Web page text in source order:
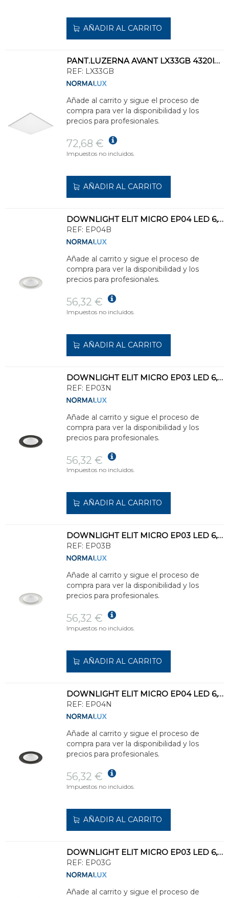
AÑADIR AL CARRITO
PANT.LUZERNA AVANT LX33GB 4320lm ETÁNDAR 3000K 50.000h 220-240V 50/60Hz 32W
REF: LX33GB
Añade al carrito y sigue el proceso de
compra para ver la disponibilidad y los
precios para profesionales.
72,68 €
Impuestos no incluidos.
AÑADIR AL CARRITO
DOWNLIGHT ELIT MICRO EP04 LED 6,4W 885lm 4000K BLANCO
REF: EP04B
Añade al carrito y sigue el proceso de
compra para ver la disponibilidad y los
precios para profesionales.
56,32 €
Impuestos no incluidos.
AÑADIR AL CARRITO
DOWNLIGHT ELIT MICRO EP03 LED 6,4W 760lm 3000K NEGRO
REF: EP03N
Añade al carrito y sigue el proceso de
compra para ver la disponibilidad y los
precios para profesionales.
56,32 €
Impuestos no incluidos.
AÑADIR AL CARRITO
DOWNLIGHT ELIT MICRO EP03 LED 6,4W 760lm 3000K BLANCO
REF: EP03B
Añade al carrito y sigue el proceso de
compra para ver la disponibilidad y los
precios para profesionales.
56,32 €
Impuestos no incluidos.
AÑADIR AL CARRITO
DOWNLIGHT ELIT MICRO EP04 LED 6,4W 885lm 4000K NEGRO
REF: EP04N
Añade al carrito y sigue el proceso de
compra para ver la disponibilidad y los
precios para profesionales.
56,32 €
Impuestos no incluidos.
AÑADIR AL CARRITO
DOWNLIGHT ELIT MICRO EP03 LED 6,4W 760lm 3000K GRIS
REF: EP03G
Añade al carrito y sigue el proceso de